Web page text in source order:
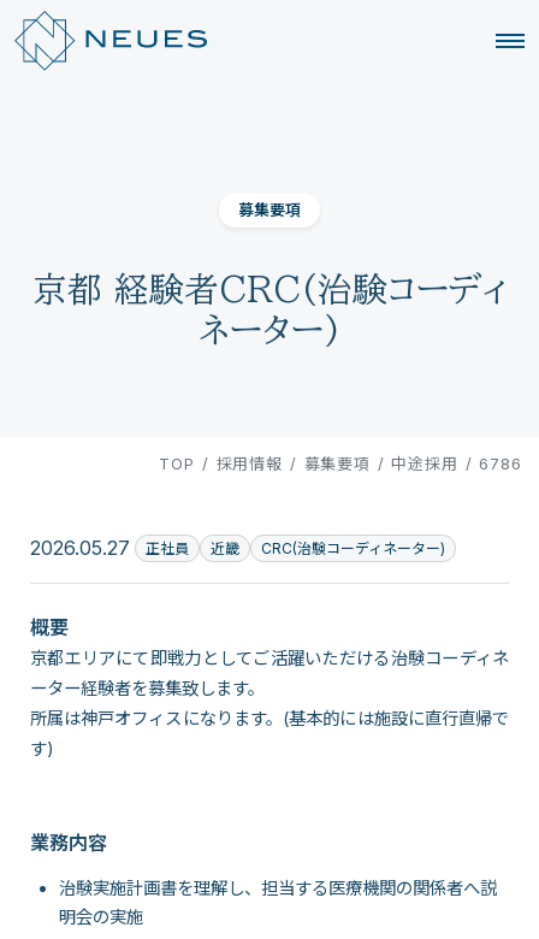
募集要項
京都 経験者CRC(治験コーディ
ネーター)
TOP / 採用情報 / 募集要項 / 中途採用 / 6786
2026.05.27 正社員 近畿 CRC(治験コーディネーター)
概要
京都エリアにて即戦力としてご活躍いただける治験コーディネ
ーター経験者を募集致します。
所属は神戸オフィスになります。(基本的には施設に直行直帰で
す)
業務内容
治験実施計画書を理解し、担当する医療機関の関係者へ説
明会の実施